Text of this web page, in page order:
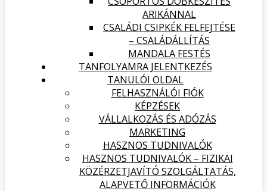
ARIKÁNNAL
CSALÁDI CSIPKÉK FELFEJTÉSE
– CSALÁDÁLLÍTÁS
MANDALA FESTÉS
TANFOLYAMRA JELENTKEZÉS
TANULÓI OLDAL
FELHASZNÁLÓI FIÓK
KÉPZÉSEK
VÁLLALKOZÁS ÉS ADÓZÁS
MARKETING
HASZNOS TUDNIVALÓK
HASZNOS TUDNIVALÓK – FIZIKAI
KÖZÉRZETJAVÍTÓ SZOLGÁLTATÁS,
ALAPVETŐ INFORMÁCIÓK